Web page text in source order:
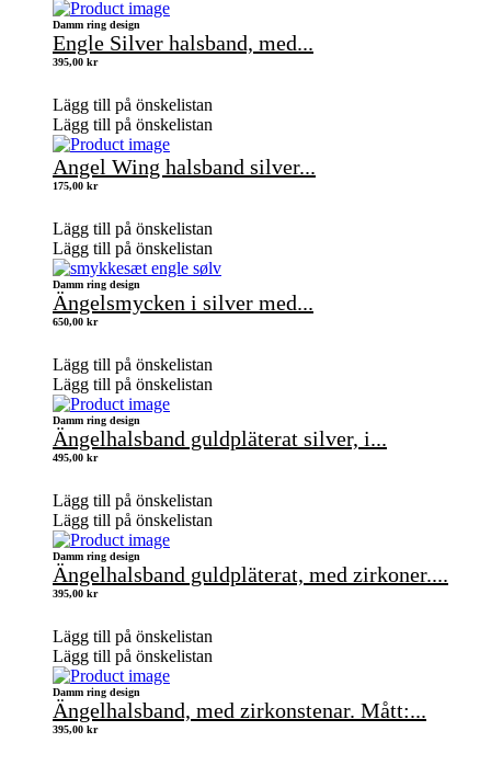
Damm ring design
Engle Silver halsband, med...
395,00 kr
Lägg till på önskelistan
Lägg till på önskelistan
Angel Wing halsband silver...
175,00 kr
Lägg till på önskelistan
Lägg till på önskelistan
Damm ring design
Ängelsmycken i silver med...
650,00 kr
Lägg till på önskelistan
Lägg till på önskelistan
Damm ring design
Ängelhalsband guldpläterat silver, i...
495,00 kr
Lägg till på önskelistan
Lägg till på önskelistan
Damm ring design
Ängelhalsband guldpläterat, med zirkoner....
395,00 kr
Lägg till på önskelistan
Lägg till på önskelistan
Damm ring design
Ängelhalsband, med zirkonstenar. Mått:...
395,00 kr